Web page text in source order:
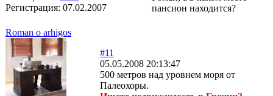
Регистрация: 07.02.2007
пансион находится?
Roman o arhigos
#11
05.05.2008 20:13:47
500 метров над уровнем моря от
Палеохоры.